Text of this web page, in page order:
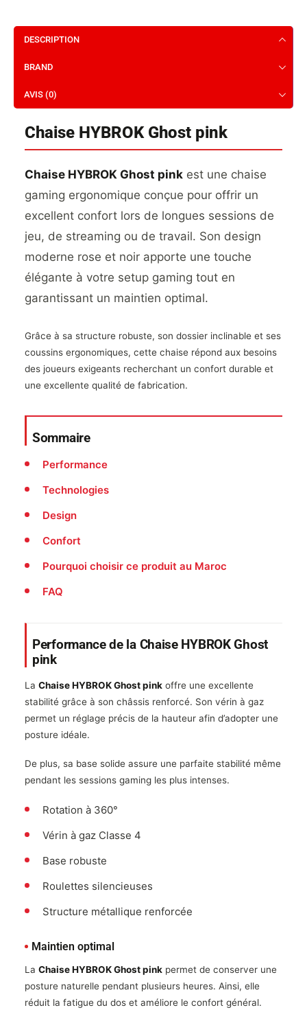
DESCRIPTION
BRAND
AVIS (0)
Chaise HYBROK Ghost pink
Chaise HYBROK Ghost pink est une chaise
gaming ergonomique conçue pour offrir un
excellent confort lors de longues sessions de
jeu, de streaming ou de travail. Son design
moderne rose et noir apporte une touche
élégante à votre setup gaming tout en
garantissant un maintien optimal.
Grâce à sa structure robuste, son dossier inclinable et ses
coussins ergonomiques, cette chaise répond aux besoins
des joueurs exigeants recherchant un confort durable et
une excellente qualité de fabrication.
Sommaire
Performance
Technologies
Design
Confort
Pourquoi choisir ce produit au Maroc
FAQ
Performance de la Chaise HYBROK Ghost
pink
La Chaise HYBROK Ghost pink offre une excellente
stabilité grâce à son châssis renforcé. Son vérin à gaz
permet un réglage précis de la hauteur afin d’adopter une
posture idéale.
De plus, sa base solide assure une parfaite stabilité même
pendant les sessions gaming les plus intenses.
Rotation à 360°
Vérin à gaz Classe 4
Base robuste
Roulettes silencieuses
Structure métallique renforcée
Maintien optimal
La Chaise HYBROK Ghost pink permet de conserver une
posture naturelle pendant plusieurs heures. Ainsi, elle
réduit la fatigue du dos et améliore le confort général.